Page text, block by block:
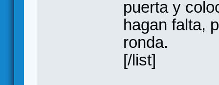
puerta y
hagan falta,
ronda.
[/list]